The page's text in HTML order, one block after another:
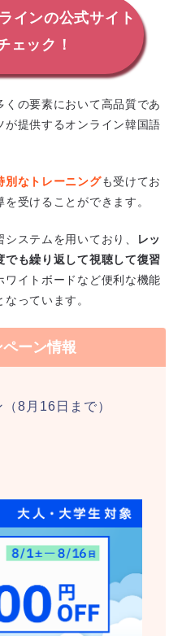
インの公式サイト
ェック！
の要素において高品質であ
提供するオンライン韓国語
別なトレーニングも受けてお
を受けることができます。
ステムを用いており、
レッ
でも繰り返して視聴して復習
ワイトボードなど便利な機能
っています。
ーン情報
8月16日まで）